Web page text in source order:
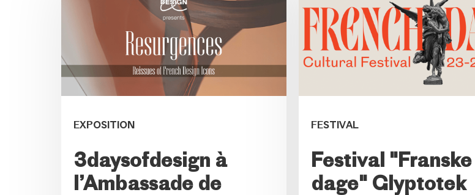
EXPOSITION
3daysofdesign à
l’Ambassade de
FESTIVAL
Festival "Franske
dage" Glyptotek